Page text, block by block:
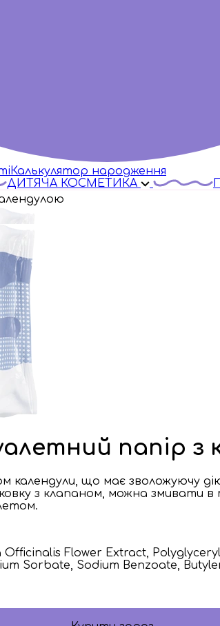
Калькулятор народження
ДИТЯЧА КОСМЕТИКА
папір з
що має зволожуючу
з клапаном, можна змивати
Flower Extract,
Sorbate, Sodium Benzoate,